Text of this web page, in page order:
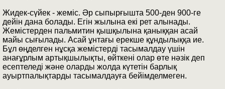
Жидек-сүйек - жеміс. Әр сыпырғышта 500-ден 900-ге
дейін дана болады. Егін жылына екі рет алынады.
Жемістерден пальмитин қышқылына қаныққан асай
майы сығылады. Асай ұнтағы ерекше құндылыққа ие.
Бұл өңделген нұсқа жемістерді тасымалдау үшін
анағұрлым артықшылықты, өйткені олар өте нәзік деп
есептеледі және оларды жолда күтетін барлық
ауыртпалықтарды тасымалдауға бейімделмеген.